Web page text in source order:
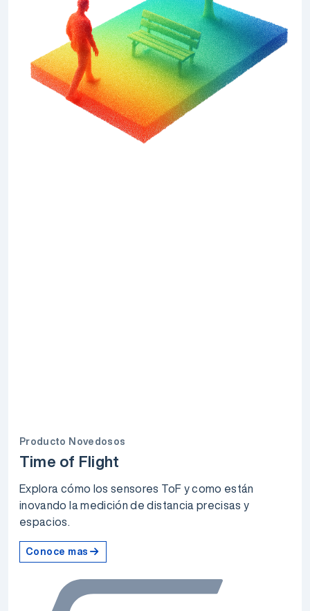
Producto Novedosos
Time of Flight
Explora cómo los sensores ToF y como están
inovando la medición de distancia precisas y
espacios.
Conoce mas